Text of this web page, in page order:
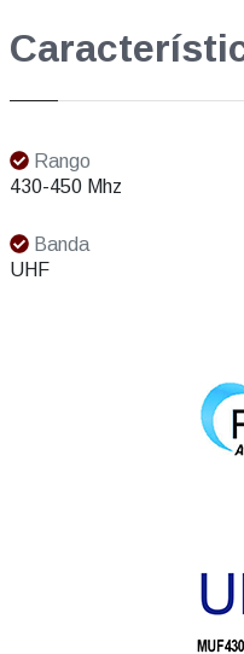
Rango
430-450 Mhz
Banda
UHF